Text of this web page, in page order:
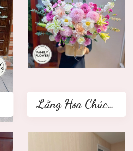
Lẵng Hoa Chúc Mừng